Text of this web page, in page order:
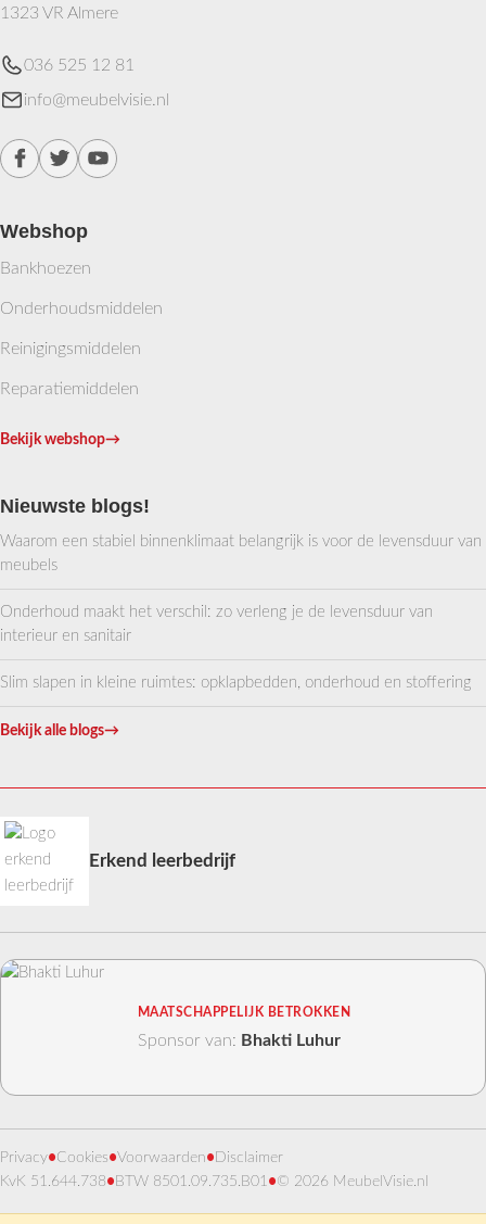
1323 VR Almere
036 525 12 81
info@meubelvisie.nl
Webshop
Bankhoezen
Onderhoudsmiddelen
Reinigingsmiddelen
Reparatiemiddelen
Bekijk webshop→
Nieuwste blogs!
Waarom een stabiel binnenklimaat belangrijk is voor de levensduur van
meubels
Onderhoud maakt het verschil: zo verleng je de levensduur van
interieur en sanitair
Slim slapen in kleine ruimtes: opklapbedden, onderhoud en stoffering
Bekijk alle blogs→
Erkend leerbedrijf
MAATSCHAPPELIJK BETROKKEN
Sponsor van: Bhakti Luhur
Privacy•Cookies•Voorwaarden• Disclaimer
KvK 51.644.738• BTW 8501.09.735.B01•© 2026 MeubelVisie.nl